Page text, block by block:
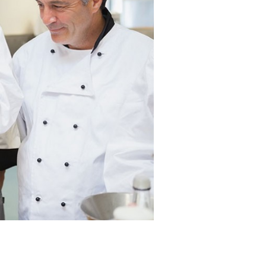
Biscotti-Cereali
Torte-Merende
Spalmabili
Solubili
Bevande
Zucchero-Dolcificanti
Pastellati / Panati
Pasta
Pizza-Pane-Piadina